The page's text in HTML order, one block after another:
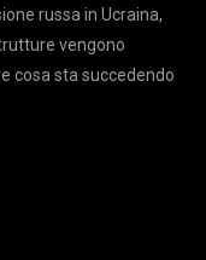
russa in Ucraina,
vengono
cosa sta succedendo